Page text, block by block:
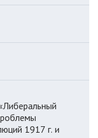
1917 г. и